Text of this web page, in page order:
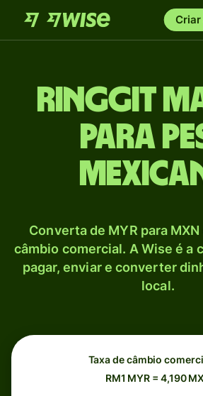
Ringgit
para
Converta de MYR para
câmbio comercial. A Wise é a
pagar, enviar e converter
local.
Taxa de câmbio
RM1 MYR = 4,190